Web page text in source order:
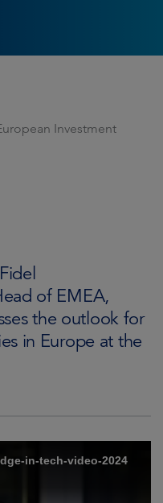
Investment
of EMEA,
the outlook for
in Europe at the